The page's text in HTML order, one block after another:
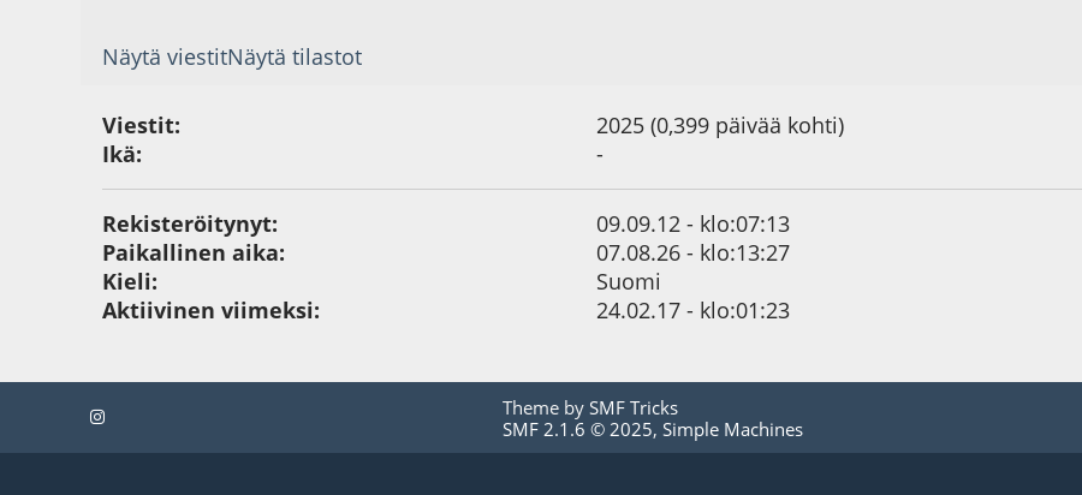
Näytä viestitNäytä tilastot
Viestit:
2025 (0,399 päivää kohti)
Ikä:
-
Rekisteröitynyt:
09.09.12 - klo:07:13
Paikallinen aika:
07.08.26 - klo:13:27
Kieli:
Suomi
Aktiivinen viimeksi:
24.02.17 - klo:01:23
Theme by SMF Tricks
SMF 2.1.6 © 2025, Simple Machines